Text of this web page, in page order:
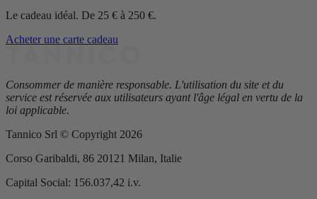
Le cadeau idéal. De 25 € à 250 €.
Acheter une carte cadeau
Consommer de manière responsable. L'utilisation du site et du
service est réservée aux utilisateurs ayant l'âge légal en vertu de la
loi applicable.
Tannico Srl © Copyright 2026
Corso Garibaldi, 86 20121 Milan, Italie
Capital Social: 156.037,42 i.v.